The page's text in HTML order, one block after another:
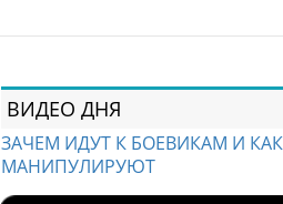
ВИДЕО ДНЯ
ЗАЧЕМ ИДУТ К БОЕВИКАМ И
МАНИПУЛИРУЮТ